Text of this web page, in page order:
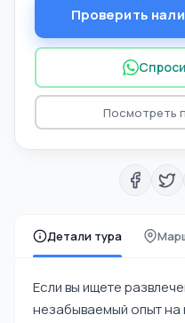
Детали тура
Если вы ищете
незабываемый опыт на
Проверить
Посмотреть